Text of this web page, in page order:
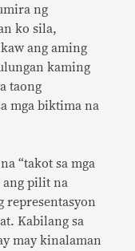
ng
ko sila,
ang aming
kaming
taong
mga biktima na
“takot sa mga
ang pilit na
representasyon
Kabilang sa
may kinalaman